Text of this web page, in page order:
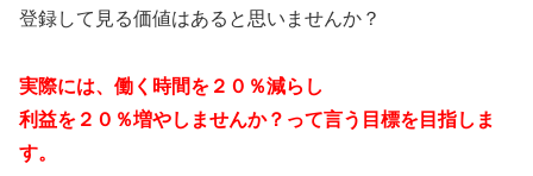
登録して見る価値はあると思いませんか？
実際には、働く時間を２０％減らし
利益を２０％増やしませんか？って言う目標を目指しま
す。